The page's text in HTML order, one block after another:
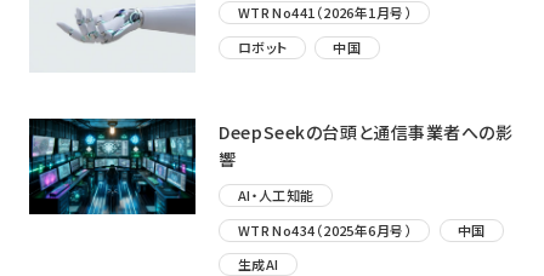
WTR No441（2026年1月号）
ロボット
中国
DeepSeekの台頭と通信事業者への影
響
AI・人工知能
WTR No434（2025年6月号）
中国
生成AI